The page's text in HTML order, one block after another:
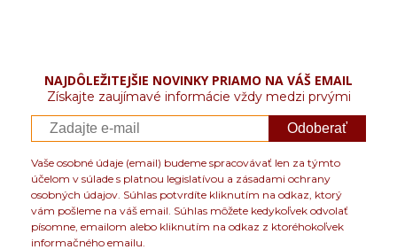
NAJDÔLEŽITEJŠIE NOVINKY PRIAMO NA VÁŠ EMAIL
Získajte zaujímavé informácie vždy medzi prvými
Odoberať
Vaše osobné údaje (email) budeme spracovávať len za týmto
účelom v súlade s platnou legislatívou a zásadami ochrany
osobných údajov. Súhlas potvrdíte kliknutím na odkaz, ktorý
vám pošleme na váš email. Súhlas môžete kedykoľvek odvolať
písomne, emailom alebo kliknutím na odkaz z ktoréhokoľvek
informačného emailu.